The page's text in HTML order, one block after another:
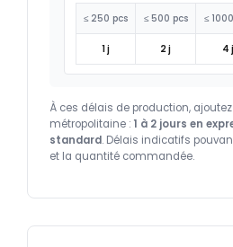
≤ 250 pcs ≤ 500 pcs ≤
1 j 2 j 4 j
À ces délais de production,
métropolitaine : 1 à 2 jours en
standard. Délais indicatifs
et la quantité commandée.